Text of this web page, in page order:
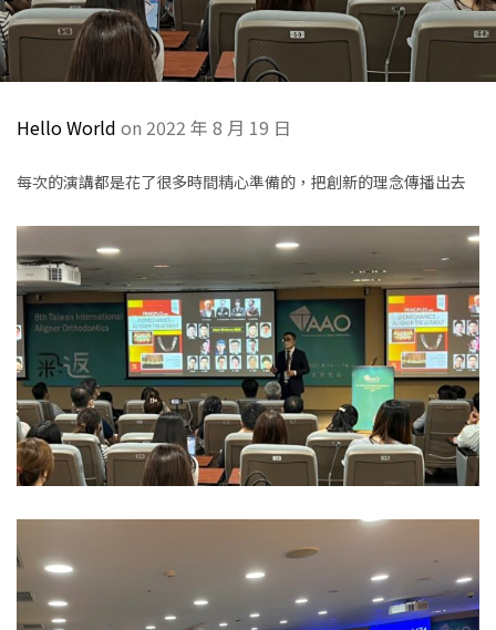
Hello World on 2022 年 8 月 19 日
每次的演講都是花了很多時間精心準備的，把創新的理念傳播出去